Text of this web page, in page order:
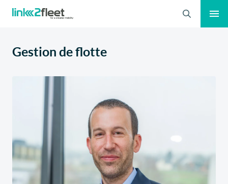
Search
Gestion de flotte